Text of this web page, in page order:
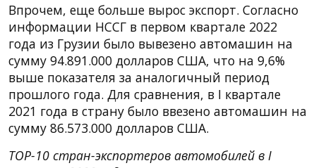
Впрочем, еще больше вырос экспорт. Согласно
информации НССГ в первом квартале 2022
года из Грузии было вывезено автомашин на
сумму 94.891.000 долларов США, что на 9,6%
выше показателя за аналогичный период
прошлого года. Для сравнения, в I квартале
2021 года в страну было ввезено автомашин на
сумму 86.573.000 долларов США.
TOP-10 стран-экспортеров автомобилей в I